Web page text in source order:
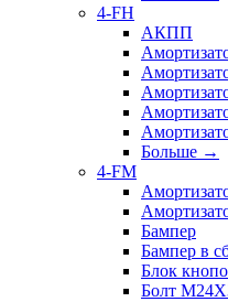
4-FH
АКПП
Больше →
4-FM
Бампер
Бампер в
Блок
Болт